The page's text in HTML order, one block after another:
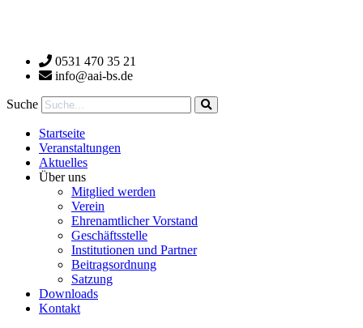
0531 470 35 21
info@aai-bs.de
Suche
Startseite
Veranstaltungen
Aktuelles
Über uns
Mitglied werden
Verein
Ehrenamtlicher Vorstand
Geschäftsstelle
Institutionen und Partner
Beitragsordnung
Satzung
Downloads
Kontakt